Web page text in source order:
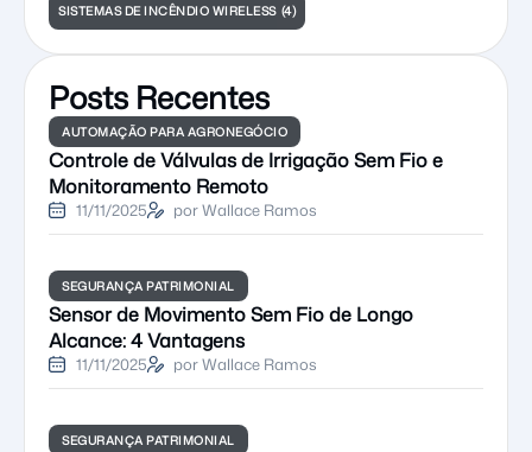
SISTEMAS DE INCÊNDIO WIRELESS (4)
Posts Recentes
AUTOMAÇÃO PARA AGRONEGÓCIO
Controle de Válvulas de Irrigação Sem Fio e
Monitoramento Remoto
11/11/2025 por Wallace Ramos
SEGURANÇA PATRIMONIAL
Sensor de Movimento Sem Fio de Longo
Alcance: 4 Vantagens
11/11/2025 por Wallace Ramos
SEGURANÇA PATRIMONIAL